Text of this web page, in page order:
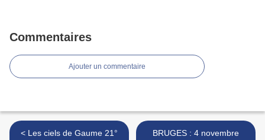
Commentaires
Ajouter un commentaire
< Les ciels de Gaume 21°
BRUGES : 4 novembre